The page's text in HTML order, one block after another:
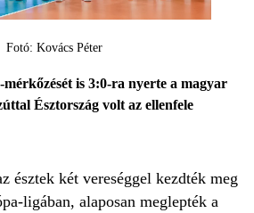
Fotó: Kovács Péter
is 3:0-ra nyerte a magyar
Észtország volt az ellenfele
észtek két vereséggel kezdték meg
ligában, alaposan meglepték a